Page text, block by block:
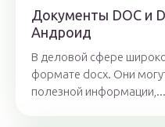
Документы DOC и
Андроид
В деловой сфере
формате docx. Они
полезной информации,...